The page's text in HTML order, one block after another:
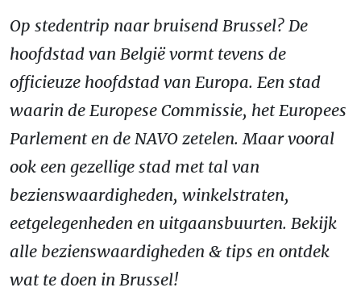
Brussel stedentrip boeken: onze tips!
Gerelateerde bestemmingen
Meer Brussel reiservaringen & tips
Op stedentrip naar bruisend Brussel? De
hoofdstad van België vormt tevens de
officieuze hoofdstad van Europa. Een stad
waarin de Europese Commissie, het Europees
Parlement en de NAVO zetelen. Maar vooral
ook een gezellige stad met tal van
bezienswaardigheden, winkelstraten,
eetgelegenheden en uitgaansbuurten. Bekijk
alle bezienswaardigheden & tips en ontdek
wat te doen in Brussel!